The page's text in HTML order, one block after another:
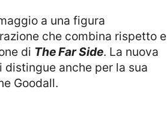
che combina rispetto e
di The Far Side. La nuova
distingue anche per la sua
Goodall.